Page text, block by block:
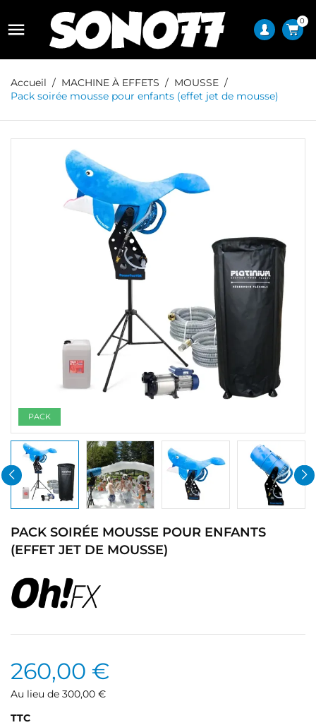
 0
Accueil MACHINE À EFFETS
MOUSSE
Pack soirée mousse pour enfants (effet jet de mousse)
PACK
PACK SOIRÉE MOUSSE POUR ENFANTS
(EFFET JET DE MOUSSE)
260,00 €
Au lieu de 300,00 €
TTC